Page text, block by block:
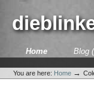
content.
SectionsHome Blog
tools
You are here: Home →